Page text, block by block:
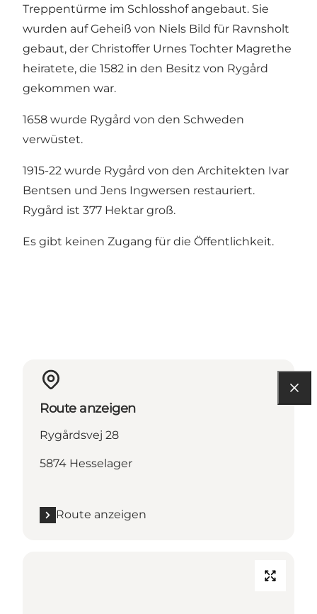
Treppentürme im Schlosshof angebaut. Sie
wurden auf Geheiß von Niels Bild für Ravnsholt
gebaut, der Christoffer Urnes Tochter Magrethe
heiratete, die 1582 in den Besitz von Rygård
gekommen war.
1658 wurde Rygård von den Schweden
verwüstet.
1915-22 wurde Rygård von den Architekten Ivar
Bentsen und Jens Ingwersen restauriert.
Rygård ist 377 Hektar groß.
Es gibt keinen Zugang für die Öffentlichkeit.
Route anzeigen
Rygårdsvej 28
5874 Hesselager
Route anzeigen